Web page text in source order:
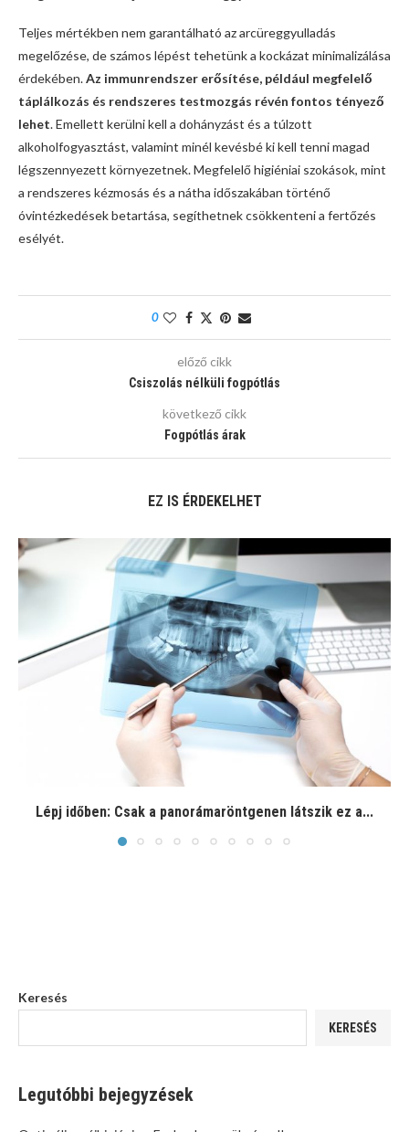
Teljes mértékben nem garantálható az arcüreggyulladás
megelőzése, de számos lépést tehetünk a kockázat minimalizálása
érdekében.Az immunrendszer erősítése, például megfelelő
táplálkozás és rendszeres testmozgás révén fontos tényező
lehet. Emellett kerülni kell a dohányzást és a túlzott
alkoholfogyasztást, valamint minél kevésbé ki kell tenni magad
légszennyezett környezetnek. Megfelelő higiéniai szokások, mint
a rendszeres kézmosás és a nátha időszakában történő
óvintézkedések betartása, segíthetnek csökkenteni a fertőzés
esélyét.
0
előző cikk
Csiszolás nélküli fogpótlás
következő cikk
Fogpótlás árak
EZ IS ÉRDEKELHET
Lépj időben: Csak a panorámaröntgenen látszik ez a...
Keresés
KERESÉS
Legutóbbi bejegyzések